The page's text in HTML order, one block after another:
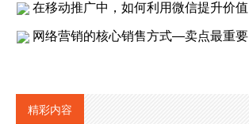
在移动推广中，如何利用微信提升价值
网络营销的核心销售方式—卖点最重要
精彩内容